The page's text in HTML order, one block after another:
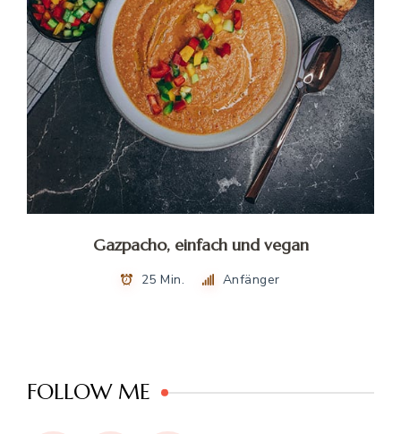
Gazpacho, einfach und vegan
25 Min. Anfänger
FOLLOW ME